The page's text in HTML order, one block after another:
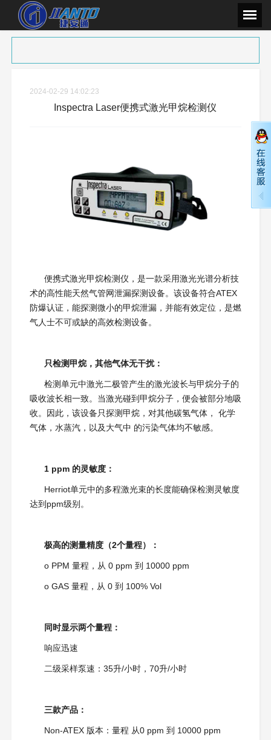
2024-02-29 14:02:23
Inspectra Laser便携式激光甲烷检测仪
便携式激光甲烷检测仪，是一款采用激光光谱分析技
术的高性能天然气管网泄漏探测设备。该设备符合ATEX
防爆认证，能探测微小的甲烷泄漏，并能有效定位，是燃
气人士不可或缺的高效检测设备。
只检测甲烷，其他气体无干扰：
检测单元中激光二极管产生的激光波长与甲烷分子的
吸收波长相一致。当激光碰到甲烷分子，便会被部分地吸
收。因此，该设备只探测甲烷，对其他碳氢气体， 化学
气体，水蒸汽，以及大气中 的污染气体均不敏感。
1 ppm 的灵敏度：
Herriot单元中的多程激光束的长度能确保检测灵敏度
达到ppm级别。
极高的测量精度（2个量程）：
o PPM 量程，从 0 ppm 到 10000 ppm
o GAS 量程，从 0 到 100% Vol
同时显示两个量程：
响应迅速
二级采样泵速：35升/小时，70升/小时
三款产品：
Non-ATEX 版本：量程 从0 ppm 到 10000 ppm